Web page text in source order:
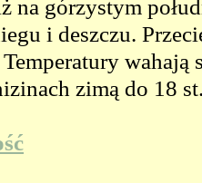
na górzystym
i deszczu.
zimą do 18